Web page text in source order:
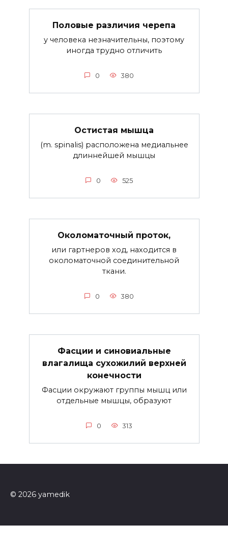
Половые различия черепа
у человека незначительны, поэтому
иногда трудно отличить
0 380
Остистая мышца
(m. spinalis) расположена медиальнее
длиннейшей мышцы
0 525
Околоматочный проток,
или гартнеров ход, находится в
околоматочной соединительной
ткани.
0 380
Фасции и синовиальные
влагалища сухожилий верхней
конечности
Фасции окружают группы мышц или
отдельные мышцы, образуют
0 313
© 2026 yamedik